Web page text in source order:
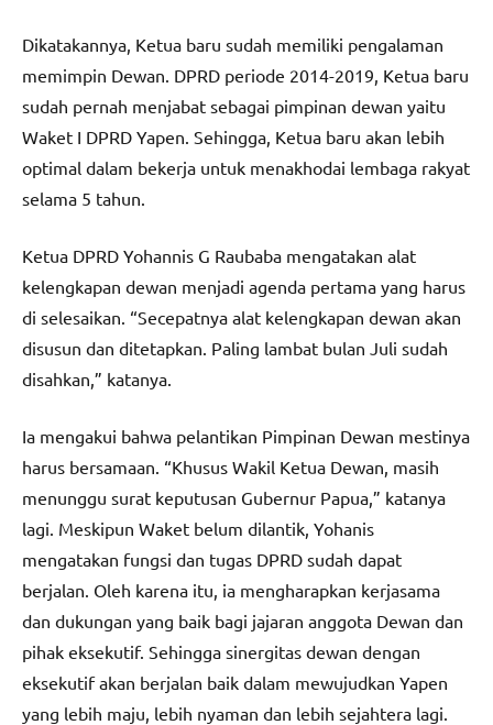
Dikatakannya, Ketua baru sudah memiliki pengalaman
memimpin Dewan. DPRD periode 2014-2019, Ketua baru
sudah pernah menjabat sebagai pimpinan dewan yaitu
Waket I DPRD Yapen. Sehingga, Ketua baru akan lebih
optimal dalam bekerja untuk menakhodai lembaga rakyat
selama 5 tahun.
Ketua DPRD Yohannis G Raubaba mengatakan alat
kelengkapan dewan menjadi agenda pertama yang harus
di selesaikan. “Secepatnya alat kelengkapan dewan akan
disusun dan ditetapkan. Paling lambat bulan Juli sudah
disahkan,” katanya.
Ia mengakui bahwa pelantikan Pimpinan Dewan mestinya
harus bersamaan. “Khusus Wakil Ketua Dewan, masih
menunggu surat keputusan Gubernur Papua,” katanya
lagi. Meskipun Waket belum dilantik, Yohanis
mengatakan fungsi dan tugas DPRD sudah dapat
berjalan. Oleh karena itu, ia mengharapkan kerjasama
dan dukungan yang baik bagi jajaran anggota Dewan dan
pihak eksekutif. Sehingga sinergitas dewan dengan
eksekutif akan berjalan baik dalam mewujudkan Yapen
yang lebih maju, lebih nyaman dan lebih sejahtera lagi.